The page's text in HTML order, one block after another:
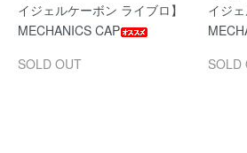
イジェルケーボン ライブロ】
MECHANICS CAP
SOLD OUT
イジ
SOLD